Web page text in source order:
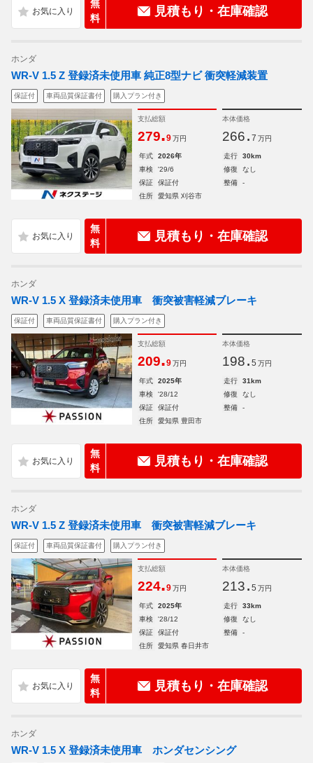
無
料
見積もり・在庫確認
ホンダ
WR-V 1.5 Z 登録済未使用車 純正8型ナビ 衝突軽減装置
保証付 車両品質保証書付 購入プラン付き
支払総額
279.9 万円
本体価格
266. 7 万円
年式 2026年 走行
30km
車検
'29/6 修復
なし
保証
保証付 整備
-
住所
愛知県 刈谷市
無
料
見積もり・在庫確認
ホンダ
WR-V 1.5 X 登録済未使用車 衝突被害軽減ブレーキ
保証付 車両品質保証書付 購入プラン付き
支払総額
209.9 万円
本体価格
198. 5 万円
年式 2025年 走行
31km
車検
'28/12 修復
なし
保証
保証付 整備
-
住所
愛知県 豊田市
無
料
見積もり・在庫確認
ホンダ
WR-V 1.5 Z 登録済未使用車 衝突被害軽減ブレーキ
保証付 車両品質保証書付 購入プラン付き
支払総額
224.9 万円
本体価格
213. 5 万円
年式 2025年 走行
33km
車検
'28/12 修復
なし
保証
保証付 整備
-
住所
愛知県 春日井市
無
料
見積もり・在庫確認
ホンダ
WR-V 1.5 X 登録済未使用車 ホンダセンシング